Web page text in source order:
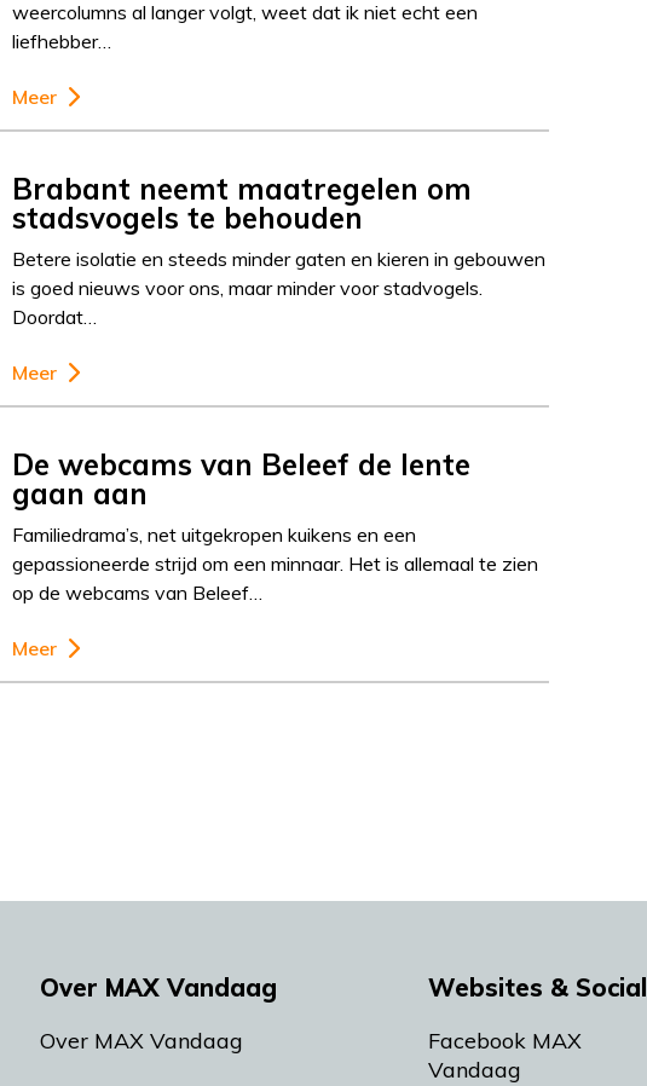
weercolumns al langer volgt, weet dat ik niet echt een
liefhebber…
Meer
Brabant neemt maatregelen om
stadsvogels te behouden
Betere isolatie en steeds minder gaten en kieren in gebouwen
is goed nieuws voor ons, maar minder voor stadvogels.
Doordat…
Meer
De webcams van Beleef de lente
gaan aan
Familiedrama’s, net uitgekropen kuikens en een
gepassioneerde strijd om een minnaar. Het is allemaal te zien
op de webcams van Beleef…
Meer
Over MAX Vandaag
Over MAX Vandaag
Websites & Social
Facebook MAX
Vandaag